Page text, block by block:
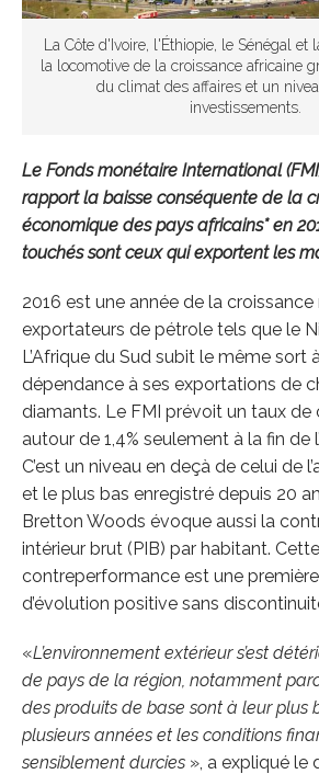
La Côte d'Ivoire, l'Éthiopie, le Sénégal
la locomotive de la croissance africaine
du climat des affaires et un
investissements.
Le Fonds monétaire International
rapport la baisse conséquente de la
économique des pays africains* en
touchés sont ceux qui exportent les
2016 est une année de la
exportateurs de pétrole tels que le
L’Afrique du Sud subit le même sort
dépendance à ses exportations de
diamants. Le FMI prévoit un taux de
autour de 1,4% seulement à la fin de
C’est un niveau en deçà de celui de
et le plus bas enregistré depuis 20
Bretton Woods évoque aussi la
intérieur brut (PIB) par habitant. Cette
contreperformance est une
d’évolution positive sans
«L’environnement extérieur s’est
de pays de la région, notamment
des produits de base sont à leur plus
plusieurs années et les conditions
sensiblement durcies », a expliqué le